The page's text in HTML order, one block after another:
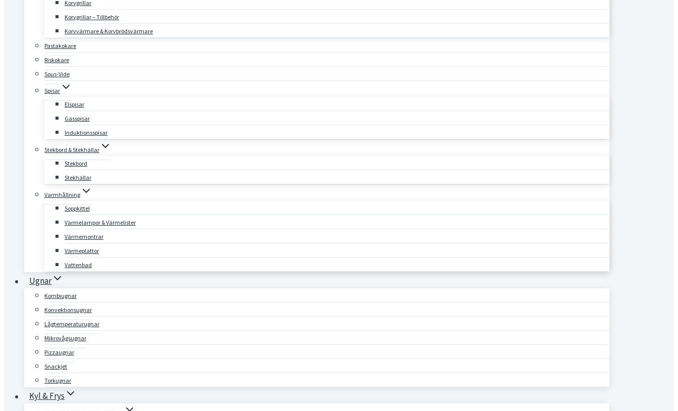
Korvgrillar
Korvgrillar – Tillbehör
Korvvärmare & Korvbrödsvärmare
Pastakokare
Riskokare
Sous-Vide
Spisar
Elspisar
Gasspisar
Induktionsspisar
Stekbord & Stekhällar
Stekbord
Stekhällar
Varmhållning
Soppkittel
Värmelampor & Värmelister
Värmemontrar
Värmeplattor
Vattenbad
Ugnar
Kombiugnar
Konvektionsugnar
Lågtemperaturugnar
Mikrovågsugnar
Pizzaugnar
Snackjet
Torkugnar
Kyl & Frys